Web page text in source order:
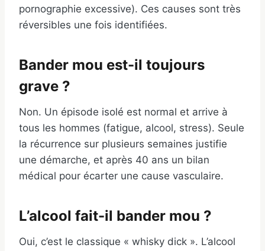
pornographie excessive). Ces causes sont très
réversibles une fois identifiées.
Bander mou est-il toujours
grave ?
Non. Un épisode isolé est normal et arrive à
tous les hommes (fatigue, alcool, stress). Seule
la récurrence sur plusieurs semaines justifie
une démarche, et après 40 ans un bilan
médical pour écarter une cause vasculaire.
L’alcool fait-il bander mou ?
Oui, c’est le classique « whisky dick ». L’alcool